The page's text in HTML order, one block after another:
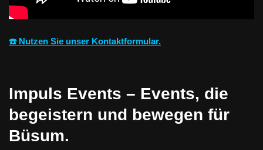
☎️ Nutzen Sie unser Kontaktformular.
Impuls Events – Events, die
begeistern und bewegen für
Büsum.